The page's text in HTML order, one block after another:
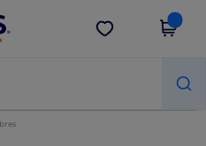
Descargar app